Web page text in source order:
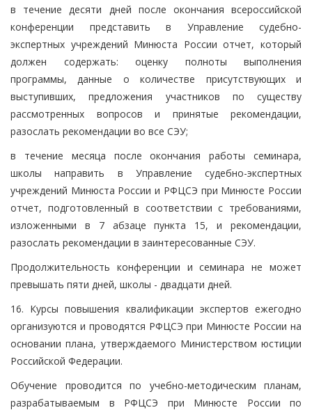
в течение десяти дней после окончания всероссийской
конференции представить в Управление судебно-
экспертных учреждений Минюста России отчет, который
должен содержать: оценку полноты выполнения
программы, данные о количестве присутствующих и
выступивших, предложения участников по существу
рассмотренных вопросов и принятые рекомендации,
разослать рекомендации во все СЭУ;
в течение месяца после окончания работы семинара,
школы направить в Управление судебно-экспертных
учреждений Минюста России и РФЦСЭ при Минюсте России
отчет, подготовленный в соответствии с требованиями,
изложенными в 7 абзаце пункта 15, и рекомендации,
разослать рекомендации в заинтересованные СЭУ.
Продолжительность конференции и семинара не может
превышать пяти дней, школы - двадцати дней.
16. Курсы повышения квалификации экспертов ежегодно
организуются и проводятся РФЦСЭ при Минюсте России на
основании плана, утверждаемого Министерством юстиции
Российской Федерации.
Обучение проводится по учебно-методическим планам,
разрабатываемым в РФЦСЭ при Минюсте России по